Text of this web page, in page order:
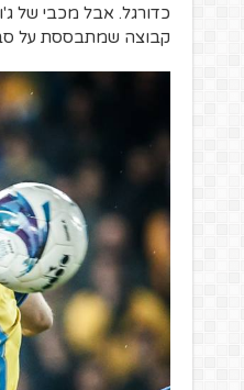
כדורגל. אבל מכבי של
קבוצה שמתבססת על